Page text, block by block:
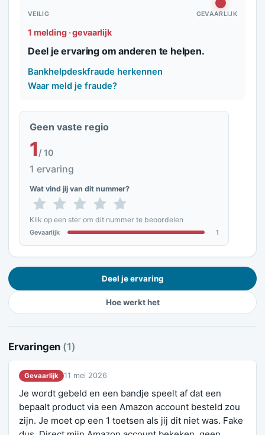
VEILIG GEVAARLIJK
1 melding · gevaarlijk
Deel je ervaring om anderen te helpen.
Bankhelpdeskfraude herkennen
Waar meld je fraude?
Geen vaste regio
1/ 10
1 ervaring
Wat vind jij van dit nummer?
Klik op een ster om dit nummer te beoordelen
Gevaarlijk 1
Deel je ervaring
Hoe werkt het
Ervaringen (1)
Gevaarlijk 11 mei 2026
Je wordt gebeld en een bandje speelt af dat een
bepaalt product via een Amazon account besteld zou
zijn. Je moet op een 1 toetsen als jij dit niet was. Fake